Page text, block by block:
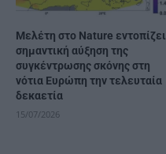
Μελέτη στο Nature εντοπίζει
σημαντική αύξηση της
συγκέντρωσης σκόνης στη
νότια Ευρώπη την τελευταία
δεκαετία
15/07/2026